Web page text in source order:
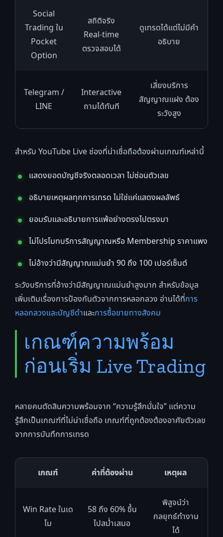
Social
Trading ใน
Pocket
Option
สถิติจริง
Real-time
ตรวจสอบได้
ดูเทรดได้แต่ไม่มีคำ
อธิบาย
Telegram /
LINE
Interactive
ถามได้ทันที
เสี่ยงบริการ
สัญญาณแฝง ต้อง
ระวังสูง
สำหรับ YouTube Live ช่องที่น่าเชื่อถือต้องผ่านเกณฑ์เหล่านี้
แสดงยอดบัญชีจริงตลอดเวลา ไม่ซ่อนตัวเลข
อธิบายเหตุผลทุกการเทรด ไม่ใช่แค่แสดงผลลัพธ์
ยอมรับและอธิบายการแพ้อย่างตรงไปตรงมา
ไม่โปรโมทบริการสัญญาณหรือ Membership ราคาแพง
ไม่อ้างว่ามีสัญญาณแม่นยำ 90 ถึง 100 เปอร์เซ็นต์
ระวังบริการที่อ้างว่ามีสัญญาณแม่นยำสูงมาก สำหรับข้อมูล
เพิ่มเติมเรื่องการป้องกันตัวจากการหลอกลวง อ่านได้ที่การ
หลอกลวงและบัญชีดำและการซื้อขายทางสังคม
เกณฑ์ความพร้อม
ก่อนเริ่ม Live Trading
หลายคนตัดสินความพร้อมจาก “ความรู้สึกมั่นใจ” แต่ความ
รู้สึกเป็นเกณฑ์ที่ไม่น่าเชื่อถือ เกณฑ์ที่ถูกต้องต้องอาศัยตัวเลข
จากการบันทึกการเทรด
เกณฑ์ ค่าที่ต้องผ่าน เหตุผล
Win Rate ในเด
โม
58 ถึง 60% ขึ้น
ไปสม่ำเสมอ
พิสูจน์ว่า
กลยุทธ์ทำงาน
ได้